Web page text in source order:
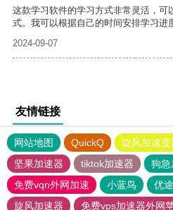
这款学习软件的学习方式非常灵活，可
式。我可以根据自己的时间安排学习进
2024-09-07
友情链接
网站地图 QuickQ 旋风加速度
坚果加速器
tiktok加速器
狗急
免费vqn外网加速
小蓝鸟 优
旋风加速器
免费vps加速器外网